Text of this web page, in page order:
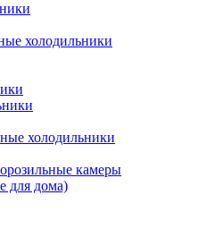
холодильники
холодильники
камеры
для дома)